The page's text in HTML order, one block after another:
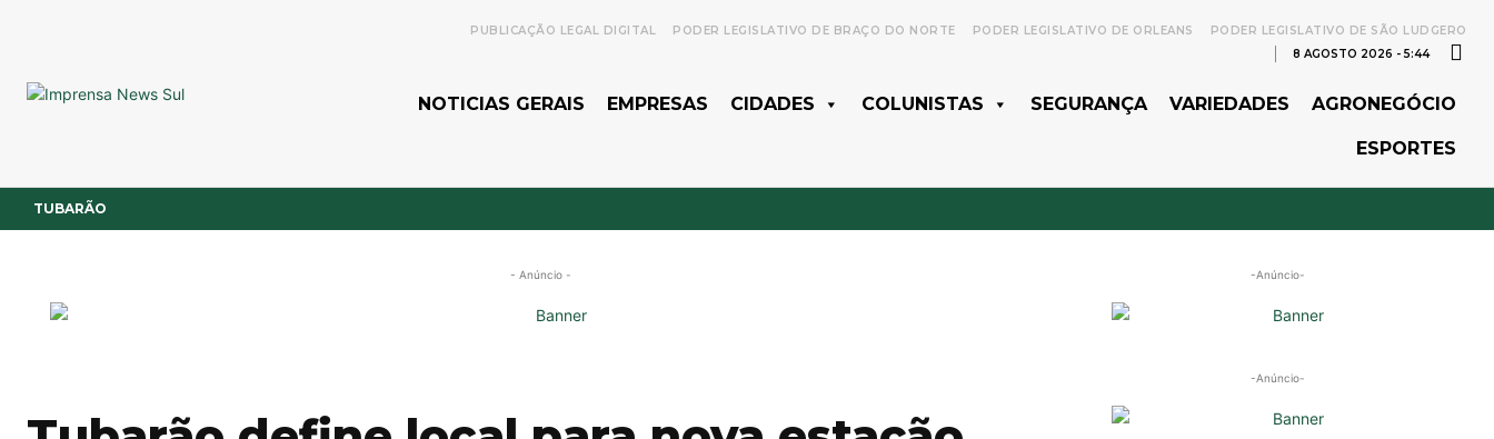
PUBLICAÇÃO LEGAL DIGITAL PODER LEGISLATIVO DE BRAÇO DO NORTE PODER LEGISLATIVO DE ORLEANS
PODER LEGISLATIVO DE SÃO LUDGERO
8 AGOSTO 2026 - 5:44
NOTICIAS GERAIS EMPRESAS CIDADES COLUNISTAS SEGURANÇA VARIEDADES AGRONEGÓCIO
ESPORTES
TUBARÃO
- Anúncio - -Anúncio-
-Anúncio-